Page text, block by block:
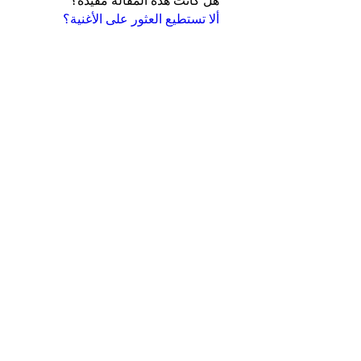
ألا تستطيع العثور على الأغنية؟